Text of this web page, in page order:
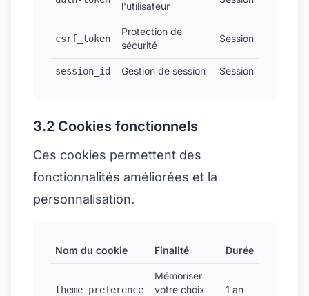
l'utilisateur
csrf_token
Protection de
sécurité
Session
session_id Gestion de session Session
3.2 Cookies fonctionnels
Ces cookies permettent des
fonctionnalités améliorées et la
personnalisation.
Nom du cookie Finalité Durée
theme_preference
Mémoriser
votre choix
1 an